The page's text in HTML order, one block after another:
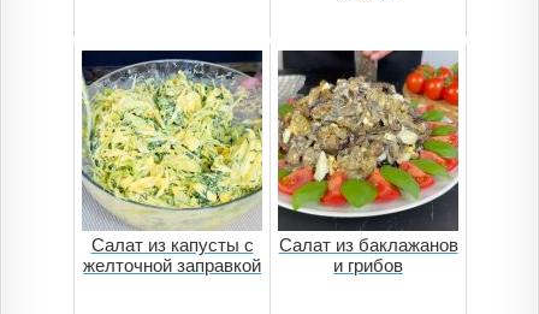
Салат из капусты с
желточной заправкой
Салат из баклажанов
и грибов